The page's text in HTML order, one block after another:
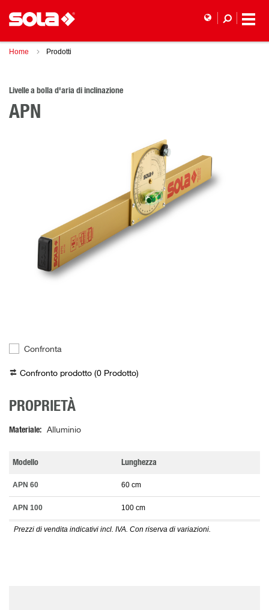
Home Prodotti
Livelle a bolla d'aria di inclinazione
APN
Confronta
Confronto prodotto (0 Prodotto)
PROPRIETÀ
Materiale Alluminio
Modello Lunghezza
APN 60 60 cm
APN 100 100 cm
Prezzi di vendita indicativi incl. IVA. Con riserva di variazioni.